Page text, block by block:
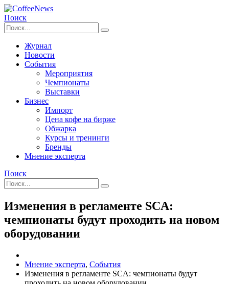
Поиск
Журнал
Новости
События
Мероприятия
Чемпионаты
Выставки
Бизнес
Импорт
Цена кофе на бирже
Обжарка
Курсы и тренинги
Бренды
Мнение эксперта
Поиск
Изменения в регламенте SCA:
чемпионаты будут проходить на новом
оборудовании
Мнение эксперта, События
Изменения в регламенте SCA: чемпионаты будут